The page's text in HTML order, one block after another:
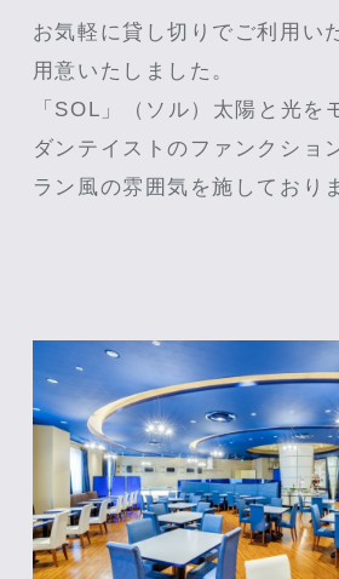
お気軽に貸し切りでご利用い
用意いたしました。
「SOL」（ソル）太陽と光を
ダンテイストのファンクショ
ラン風の雰囲気を施しており